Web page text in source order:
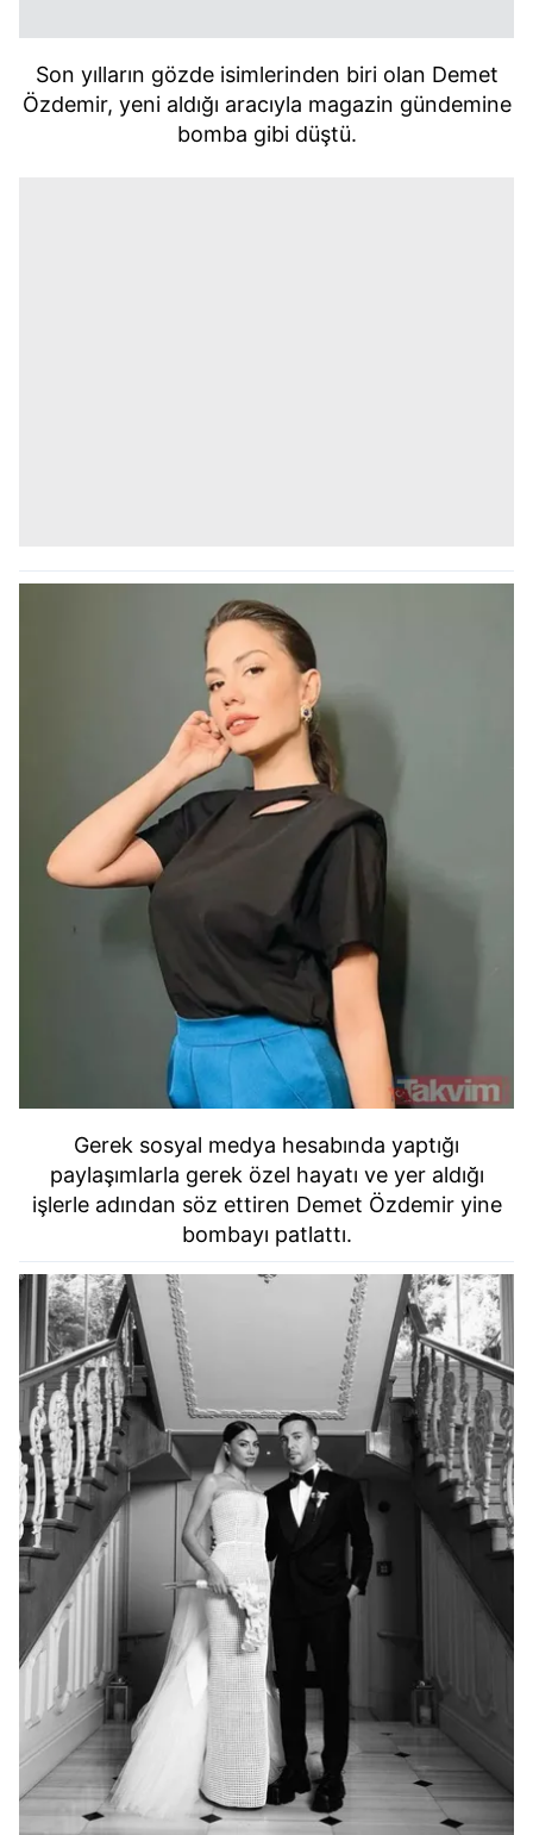
Son yılların gözde isimlerinden biri olan Demet
Özdemir, yeni aldığı aracıyla magazin gündemine
bomba gibi düştü.
Gerek sosyal medya hesabında yaptığı
paylaşımlarla gerek özel hayatı ve yer aldığı
işlerle adından söz ettiren Demet Özdemir yine
bombayı patlattı.